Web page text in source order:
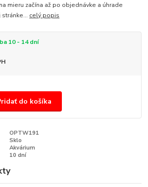
mieru začína až po objednávke a úhrade
stránke... celý popis
10 - 14 dní
do košíka
OPTW191
Sklo
Akvárium
10 dní